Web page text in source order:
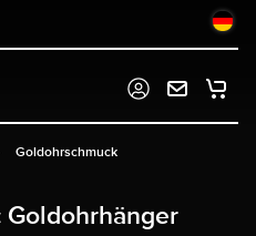
Goldohrschmuck